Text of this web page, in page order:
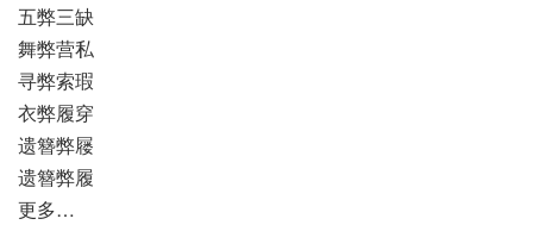
五弊三缺
舞弊营私
寻弊索瑕
衣弊履穿
遗簪弊屦
遗簪弊履
更多…